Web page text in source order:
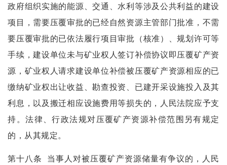
政府组织实施的能源、交通、水利等涉及公共利益的建设
项目，需要压覆审批的已经自然资源主管部门批准，不需
要压覆审批的已依法履行项目审批（核准）、规划许可等
手续，建设单位未与矿业权人签订补偿协议即压覆矿产资
源，矿业权人请求建设单位补偿被压覆矿产资源相应的已
缴纳矿业权出让收益、勘查投资、已建开采设施投入及其
利息，以及搬迁相应设施费用等损失的，人民法院应予支
持。法律、行政法规对压覆矿产资源补偿范围另有规定
的，从其规定。
第十八条
当事人对被压覆矿产资源储量有争议的，人民